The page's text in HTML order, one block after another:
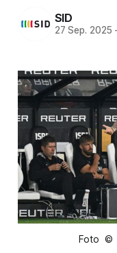
SID
27 Sep. 2025
Foto ©